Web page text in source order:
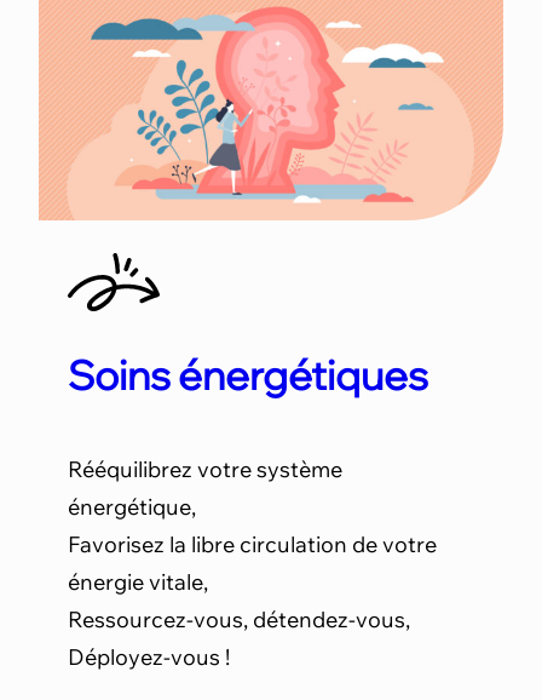
Soins énergétiques
Rééquilibrez votre système
énergétique,
Favorisez la libre circulation de votre
énergie vitale,
Ressourcez-vous, détendez-vous,
Déployez-vous !